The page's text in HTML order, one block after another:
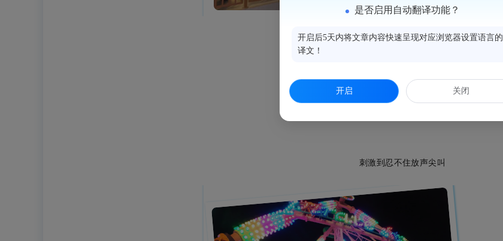
海盗船来回摇摆
刺激到忍不住放声尖叫
是否启用自动翻译功能？
开启后5天内将文章内容快速呈现对应浏览器设置语言的
译文！
开启 关闭